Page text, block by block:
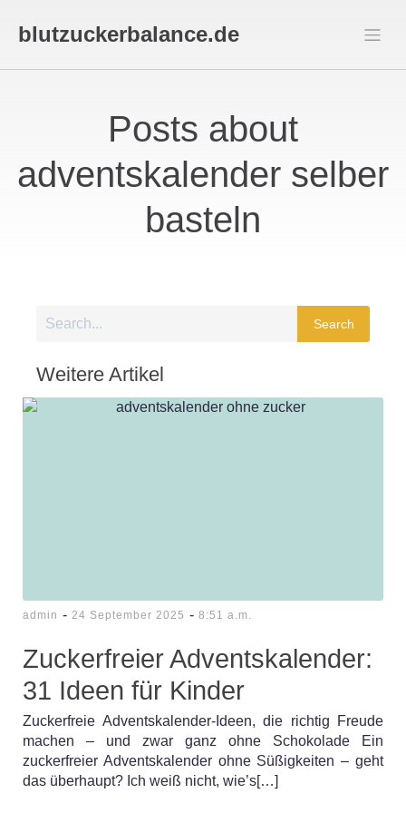
blutzuckerbalance.de
Posts about
adventskalender selber
basteln
Search
Weitere Artikel
admin - 24 September 2025 - 8:51 a.m.
Zuckerfreier Adventskalender:
31 Ideen für Kinder
Zuckerfreie Adventskalender-Ideen, die richtig Freude
machen – und zwar ganz ohne Schokolade Ein
zuckerfreier Adventskalender ohne Süßigkeiten – geht
das überhaupt? Ich weiß nicht, wie’s[…]